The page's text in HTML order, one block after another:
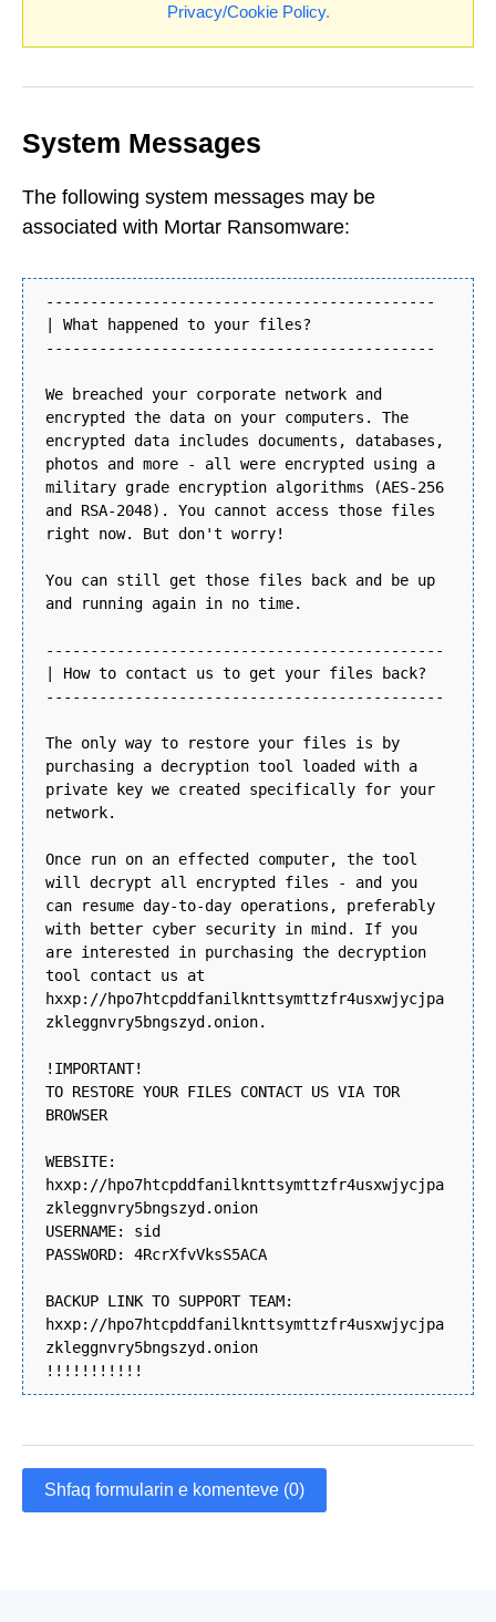
Privacy/Cookie Policy.
System Messages
The following system messages may be
associated with Mortar Ransomware:
--------------------------------------------
| What happened to your files?
--------------------------------------------
We breached your corporate network and
encrypted the data on your computers. The
encrypted data includes documents, databases,
photos and more - all were encrypted using a
military grade encryption algorithms (AES-256
and RSA-2048). You cannot access those files
right now. But don't worry!
You can still get those files back and be up
and running again in no time.
---------------------------------------------
| How to contact us to get your files back?
---------------------------------------------
The only way to restore your files is by
purchasing a decryption tool loaded with a
private key we created specifically for your
network.
Once run on an effected computer, the tool
will decrypt all encrypted files - and you
can resume day-to-day operations, preferably
with better cyber security in mind. If you
are interested in purchasing the decryption
tool contact us at
hxxp://hpo7htcpddfanilknttsymttzfr4usxwjycjpa
zkleggnvry5bngszyd.onion.
!IMPORTANT!
TO RESTORE YOUR FILES CONTACT US VIA TOR
BROWSER
WEBSITE:
hxxp://hpo7htcpddfanilknttsymttzfr4usxwjycjpa
zkleggnvry5bngszyd.onion
USERNAME: sid
PASSWORD: 4RcrXfvVksS5ACA
BACKUP LINK TO SUPPORT TEAM:
hxxp://hpo7htcpddfanilknttsymttzfr4usxwjycjpa
zkleggnvry5bngszyd.onion
!!!!!!!!!!!
Shfaq formularin e komenteve (0)